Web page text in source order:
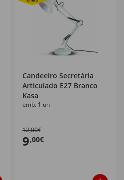
Candeeiro Secretária
Articulado E27 Branco
Kasa
emb. 1 un
12,00€
9,00€